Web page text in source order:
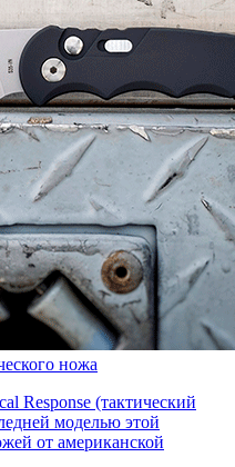
ножа
Response (тактический
моделью этой
от американской